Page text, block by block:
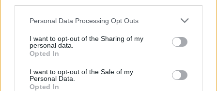
Personal Data Processing Opt Outs
I want to opt-out of the Sharing of my
personal data.
Opted In
I want to opt-out of the Sale of my
Personal Data.
Opted In
töltőpontotüzemeltet Európában személyautók és
könnyű haszonjárművek számára, és most a kamionos
tartalmakért!